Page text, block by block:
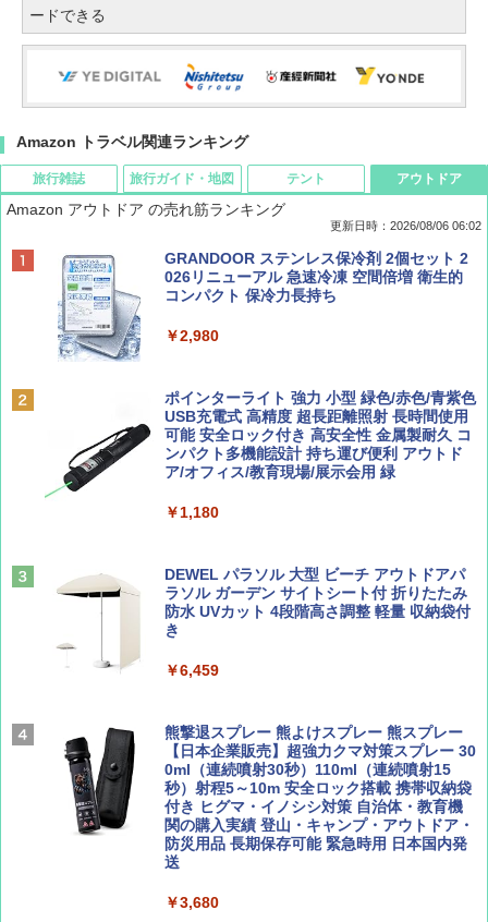
ードできる
Amazon トラベル関連ランキング
旅行雑誌
ディズニーファン ２０２６年 ９月号 [雑
誌] (ＤＩＳＮＥＹ ＦＡＮ)
Coyote No.89 特集 星野道夫 夢見る旅
￥1,540
￥1,540
AIRLINE（エアライン）2026年9月号【特
￥1,760
BE-PAL(ビ-パル) 2026年 9 月号【特別付録:
SOTO ミニマル"旅"財布 ランダム2種】
￥1,500
旅行ガイド・地図
D40 地球の歩き方 チェンマイ タイ北部の魅
力的な町 2026～2027 地球の歩き方D アジア
A09 地球の歩き方 イタリア 2026～2027 地
球の歩き方A ヨーロッパ
￥2,479
パ
￥2,277
地球の歩き方 スター・ウォーズ
新しい日本地理 地図・統計・移動から読み
解く (講談社現代新書)
￥1,540
テント
[キャンパーズコレクション 山善] ポップアッ
プテント 傘みたいに広げて畳める パッとサ
ッとサンシェード キューブ フルクローズ メ
&ハイキング カーキ PATC-150(KH)
PYKES PEAK (パイクスピーク) 着替えテン
ト プライバシー テント 【中が透けない】 1
人用 折りたたみ 防災グッズ 災害用トイレ ビ
易 トイレテント (オリーブ)
ENDLESS BASE 《めざましテレビで紹介》
テント ワンタッチ RENEW 幅200 2-3人用 43
[キャンパーズコレクション 山善] 傘みたいに
広げるだけ パッとサッとテント ブラックコ
ーティング フルクローズ メッシュ 3-4人用
簡単設置 ポップアップテント エクルベージ
ュ(BC仕様) PATC-150B(EB)
￥8,991
アウトドア
Amazon アウトドア の売れ筋ランキング
更新日時：2026/08/06 06:02
GRANDOOR ステンレス保冷剤 2個セット 2
026リニューアル 急速冷凍 空間倍増 衛生的
コンパクト 保冷力長持ち
￥2,980
ポインターライト 強力 小型 緑色/赤色/青紫色
USB充電式 高精度 超長距離照射 長時間使用
可能 安全ロック付き 高安全性 金属製耐久 コ
ンパクト多機能設計 持ち運び便利 アウトド
ア/オフィス/教育現場/展示会用 緑
￥1,180
DEWEL パラソル 大型 ビーチ アウトドアパ
ラソル ガーデン サイトシート付 折りたたみ
防水 UVカット 4段階高さ調整 軽量 収納袋付
き
￥6,459
熊撃退スプレー 熊よけスプレー 熊スプレー
【日本企業販売】超強力クマ対策スプレー 30
0ml（連続噴射30秒）110ml（連続噴射15
秒）射程5～10m 安全ロック搭載 携帯収納袋
付き ヒグマ・イノシシ対策 自治体・教育機
関の購入実績 登山・キャンプ・アウトドア・
防災用品 長期保存可能 緊急時用 日本国内発
送
￥3,680